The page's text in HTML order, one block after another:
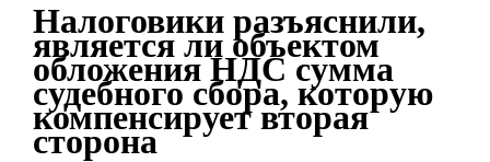
Налоговики разъяснили,
является ли объектом
обложения НДС сумма
судебного сбора, которую
компенсирует вторая
сторона